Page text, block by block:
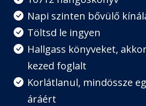
Nyolcadik fejezet
Fejezet hossza: 00:15:08
Kilencedik fejezet
Fejezet hossza: 00:17:09
Napi szinten bővülő
Töltsd le ingyen
Hallgass könyveket,
kezed foglalt
Korlátlanul, mindössze
áráért